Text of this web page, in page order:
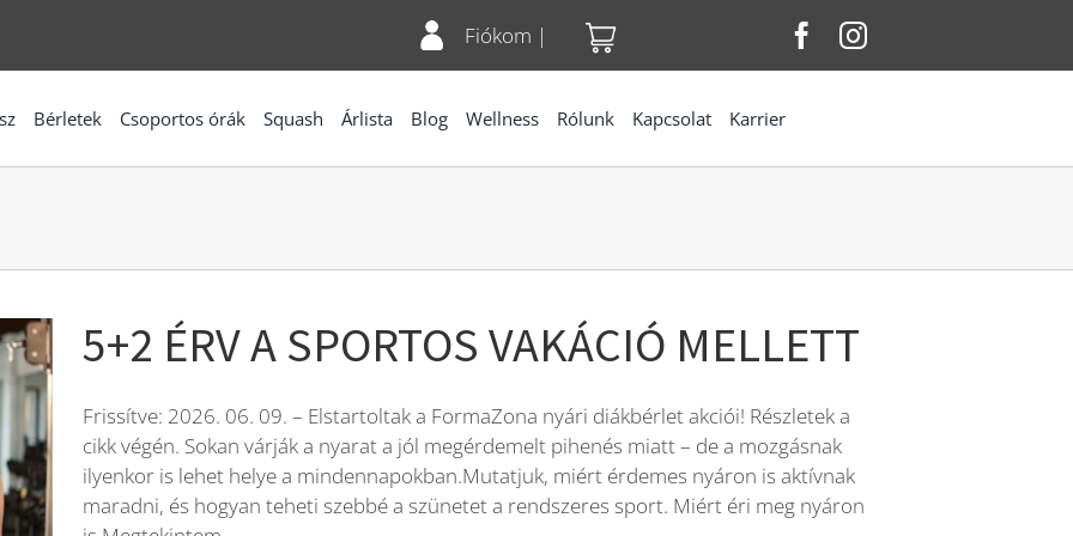
Fiókom |
Bérletek Csoportos órák Squash Árlista Blog Wellness Rólunk Kapcsolat Karrier
5+2 ÉRV A SPORTOS VAKÁCIÓ MELLETT
Frissítve: 2026. 06. 09. – Elstartoltak a FormaZona nyári diákbérlet akciói! Részletek a
cikk végén. Sokan várják a nyarat a jól megérdemelt pihenés miatt – de a mozgásnak
ilyenkor is lehet helye a mindennapokban.Mutatjuk, miért érdemes nyáron is aktívnak
maradni, és hogyan teheti szebbé a szünetet a rendszeres sport. Miért éri meg nyáron